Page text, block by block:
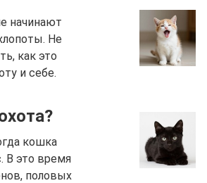
начинают
Не
как это
и себе.
кошка
В это время
половых